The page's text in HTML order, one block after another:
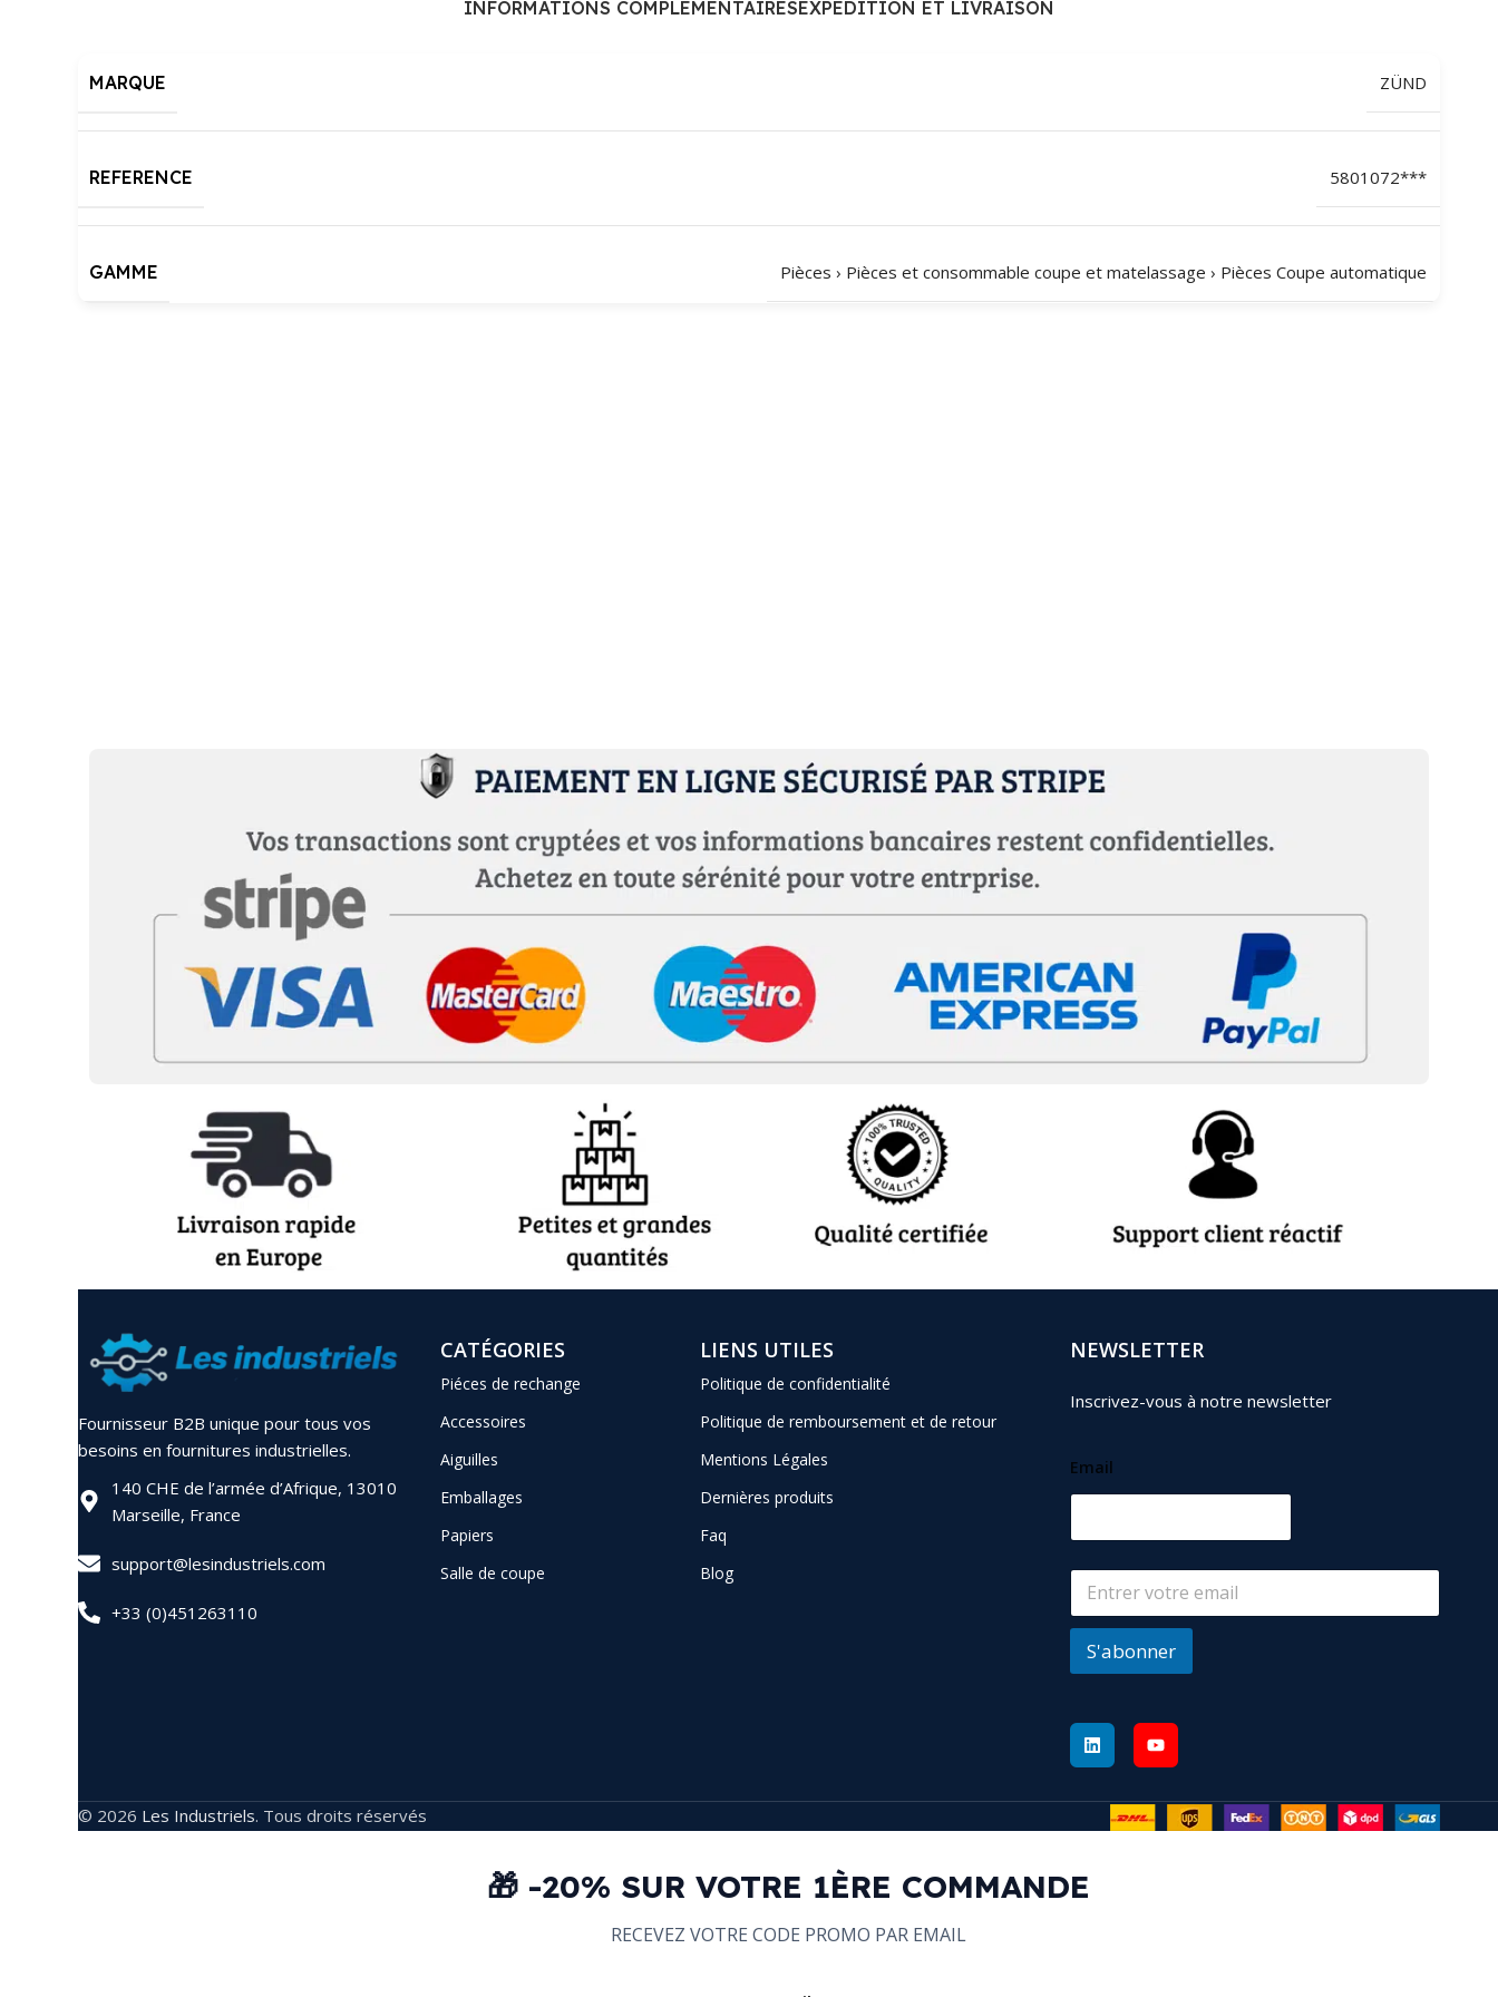
INFORMATIONS COMPLÉMENTAIRESEXPÉDITION ET LIVRAISON
MARQUE ZÜND
REFERENCE 5801072***
GAMME Pièces › Pièces et consommable coupe et matelassage › Pièces Coupe automatique
Fournisseur B2B unique pour tous vos
besoins en fournitures industrielles.
140 CHE de l’armée d’Afrique, 13010
Marseille, France
support@lesindustriels.com
+33 (0)451263110
CATÉGORIES
Piéces de rechange
Accessoires
Aiguilles
Emballages
Papiers
Salle de coupe
LIENS UTILES
Politique de confidentialité
Politique de remboursement et de retour
Mentions Légales
Dernières produits
Faq
Blog
NEWSLETTER
Inscrivez-vous à notre newsletter
Email
S'abonner
© 2026 Les Industriels. Tous droits réservés
🎁 -20% SUR VOTRE 1ÈRE COMMANDE
RECEVEZ VOTRE CODE PROMO PAR EMAIL